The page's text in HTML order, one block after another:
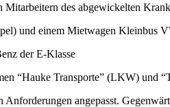
des abgewickelten
und einem Mietwagen Kleinbus
der E-Klasse
“Hauke Transporte” (LKW) und
angepasst.